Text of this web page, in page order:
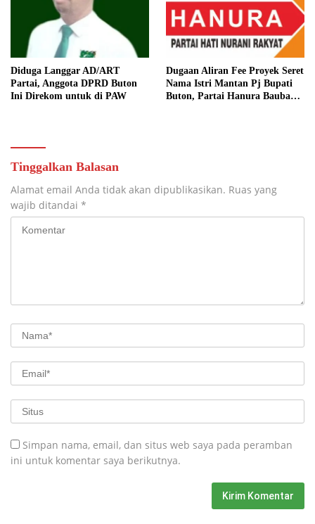
Diduga Langgar AD/ART
Partai, Anggota DPRD Buton
Ini Direkom untuk di PAW
Dugaan Aliran Fee Proyek Seret
Nama Istri Mantan Pj Bupati
Buton, Partai Hanura Baubau
Tinggalkan Balasan
Alamat email Anda tidak akan dipublikasikan. Ruas yang
wajib ditandai *
Simpan nama, email, dan situs web saya pada peramban
ini untuk komentar saya berikutnya.